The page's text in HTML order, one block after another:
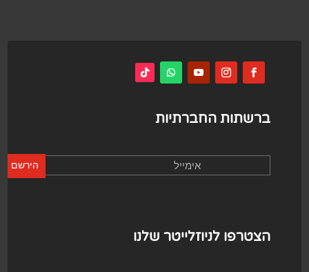
ברשתות החברתיות
הירשם
הצטרפו לניוזלייטר שלנו